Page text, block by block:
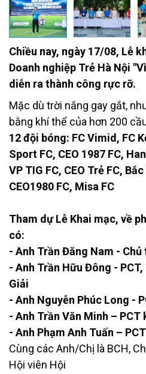
Chiều nay, ngày 17/08, Lễ
Doanh nghiệp Trẻ Hà Nội
diễn ra thành công rực rỡ.
Mặc dù trời nắng gay gắt,
bằng khí thể của hơn 200
12 đội bóng: FC Vimid, FC
Sport FC, CEO 1987 FC,
VP TIG FC, CEO Trẻ FC,
CEO1980 FC, Misa FC
Tham dự Lễ Khai mạc, về
có:
- Anh Trần Đăng Nam - Chủ
- Anh Trần Hữu Đông -
Giải
- Anh Nguyễn Phúc Long -
- Anh Trần Văn Minh –
- Anh Phạm Anh Tuấn – PCT
Cùng các Anh/Chị là BCH,
Hội viên Hội